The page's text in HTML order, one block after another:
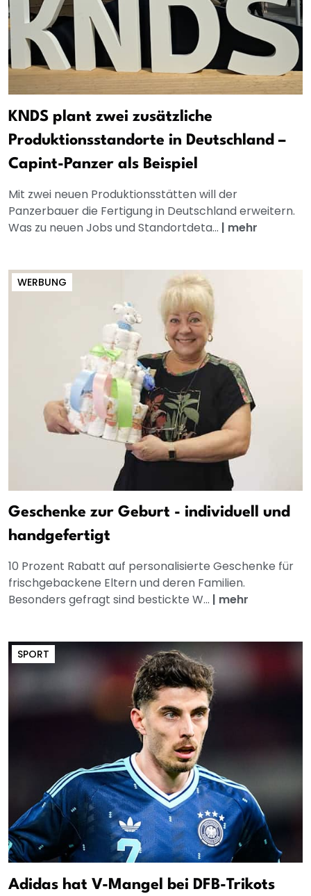
KNDS plant zwei zusätzliche
Produktionsstandorte in Deutschland –
Capint-Panzer als Beispiel
Mit zwei neuen Produktionsstätten will der
Panzerbauer die Fertigung in Deutschland erweitern.
Was zu neuen Jobs und Standortdeta... | mehr
WERBUNG
Geschenke zur Geburt - individuell und
handgefertigt
10 Prozent Rabatt auf personalisierte Geschenke für
frischgebackene Eltern und deren Familien.
Besonders gefragt sind bestickte W... | mehr
SPORT
Adidas hat V-Mangel bei DFB-Trikots